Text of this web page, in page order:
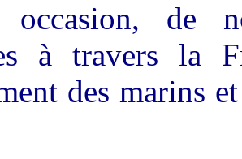
de
à travers la
des marins